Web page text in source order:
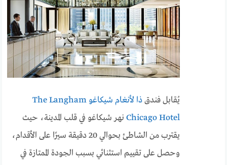
يُقابل فندق
ذا لأنغام شيكاغو The Langham
Chicago Hotel نهر شيكاغو في قلب المدينة، حيث
يقترب من الشاطئ بحوالي 20 دقيقة سيرًا على الأقدام،
وحصل على تقييم استثنائي بسبب الجودة الممتازة في